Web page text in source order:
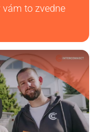
to zvedne